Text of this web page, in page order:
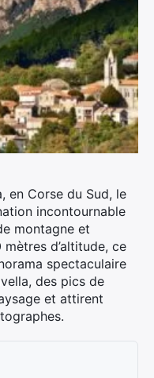
en Corse du Sud, le
incontournable
montagne et
d’altitude, ce
spectaculaire
des pics de
et attirent